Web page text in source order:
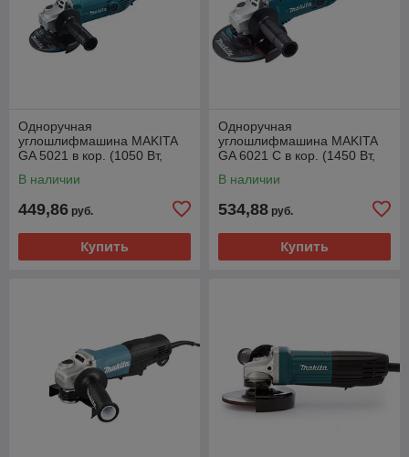
Одноручная
углошлифмашина MAKITA
GA 5021 в кор. (1050 Вт,
об.)
В наличии
449,86 руб.
Купить
Одноручная
углошлифмашина MAKITA
GA 6021 C в кор. (1450 Вт,
пуск)
В наличии
534,88 руб.
Купить